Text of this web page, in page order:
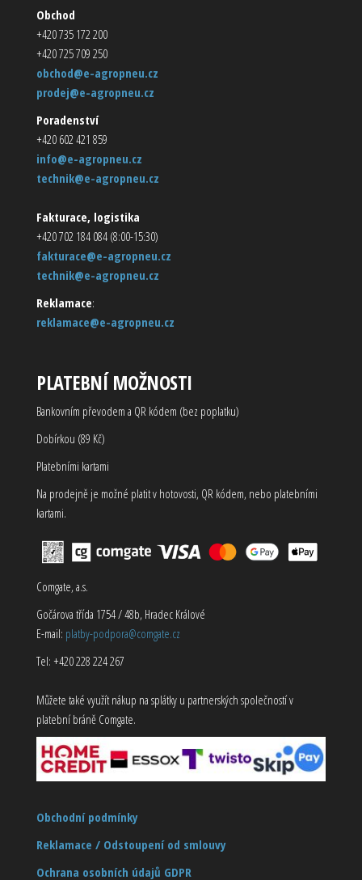
Obchod
+420 735 172 200
+420 725 709 250
obchod@e-agropneu.cz
prodej@e-agropneu.cz
Poradenství
+420 602 421 859
info@e-agropneu.cz
technik@e-agropneu.cz
Fakturace, logistika
+420 702 184 084 (8:00-15:30)
fakturace@e-agropneu.cz
technik@e-agropneu.cz
Reklamace:
reklamace@e-agropneu.cz
PLATEBNÍ MOŽNOSTI
Bankovním převodem a QR kódem (bez poplatku)
Dobírkou (89 Kč)
Platebními kartami
Na prodejně je možné platit v hotovosti, QR kódem, nebo platebními
kartami.
Comgate, a.s.
Gočárova třída 1754 / 48b, Hradec Králové
E-mail: platby-podpora@comgate.cz
Tel: +420 228 224 267
Můžete také využít nákup na splátky u partnerských společností v
platební bráně Comgate.
Obchodní podmínky
Reklamace / Odstoupení od smlouvy
Ochrana osobních údajů GDPR